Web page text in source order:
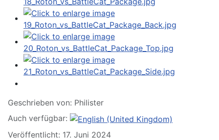
Geschrieben von: Philister
Auch verfügbar:
Veröffentlicht: 17. Juni 2024